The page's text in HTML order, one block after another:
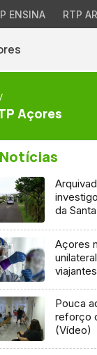
ENSINA RTP
Açores
da
Açores
Pouca
reforço
(Vídeo)